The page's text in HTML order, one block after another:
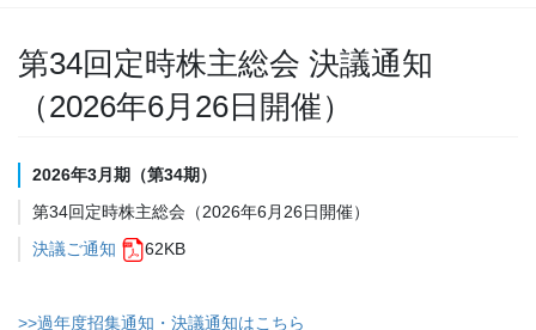
第34回定時株主総会 決議通知
（2026年6月26日開催）
2026年3月期（第34期）
第34回定時株主総会（2026年6月26日開催）
決議ご通知
62KB
>>過年度招集通知・決議通知はこちら